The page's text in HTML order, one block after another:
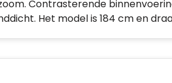
Contrasterende
Het model is 184 cm en